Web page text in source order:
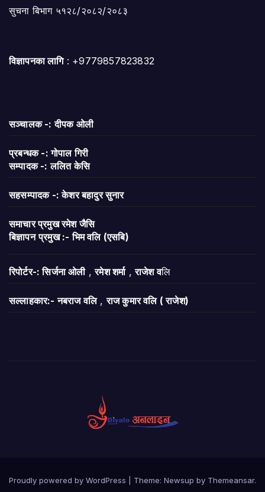
सुचना बिभाग ५१२८/२०८२/२०८३
विज्ञापनका लागि: +9779857823832
सञ्चालक -: दीपक ओली
प्रबन्धक -: गोपाल गिरी
सम्पादक -: ललित केसि
सहसम्पादक -: केशर बहादुर सुनार
समाचार प्रमुख रमेश जैसि
बिज्ञापन प्रमुख :- भिम वलि (एसबि)
रिपोर्टर-: सिर्जना ओली,रमेश शर्मा,राजेश वलि
सल्लाहकार:- नबराज वलि,राज कुमार वलि ( राजेश)
Proudly powered by WordPress Theme: Newsup by Themeansar.